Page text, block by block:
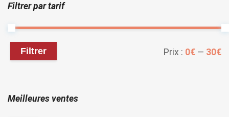
Filtrer par tarif
Filtrer Prix : 0€ — 30€
Meilleures ventes